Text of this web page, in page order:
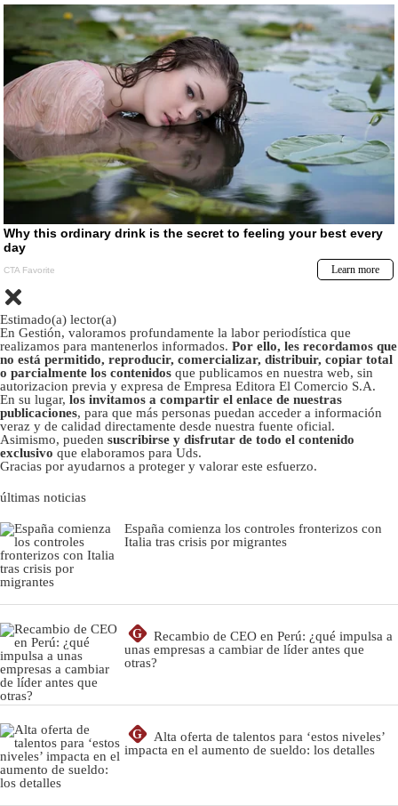
Estimado(a) lector(a)
En Gestión, valoramos profundamente la labor periodística que
realizamos para mantenerlos informados. Por ello, les recordamos que
no está permitido, reproducir, comercializar, distribuir, copiar total
o parcialmente los contenidos que publicamos en nuestra web, sin
autorizacion previa y expresa de Empresa Editora El Comercio S.A.
En su lugar, los invitamos a compartir el enlace de nuestras
publicaciones, para que más personas puedan acceder a información
veraz y de calidad directamente desde nuestra fuente oficial.
Asimismo, pueden suscribirse y disfrutar de todo el contenido
exclusivo que elaboramos para Uds.
Gracias por ayudarnos a proteger y valorar este esfuerzo.
últimas noticias
España comienza los controles fronterizos con
Italia tras crisis por migrantes
G
Recambio de CEO en Perú: ¿qué impulsa a
unas empresas a cambiar de líder antes que
otras?
G
Alta oferta de talentos para ‘estos niveles’
impacta en el aumento de sueldo: los detalles